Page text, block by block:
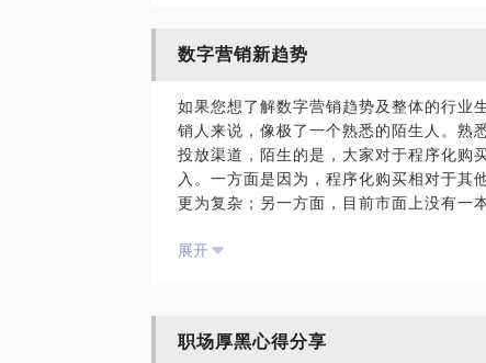
数字营销新趋势
如果您想了解数字营销趋势及整体的行业
销人来说，像极了一个熟悉的陌生人。熟
投放渠道，陌生的是，大家对于程序化购
入。一方面是因为，程序化购买相对于其
更为复杂；另一方面，目前市面上没有一
过多方的渲染加工，信息所涉及的水分非
展开
职场厚黑心得分享